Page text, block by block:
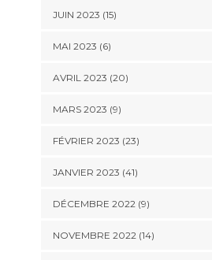
JUIN 2023 (15)
MAI 2023 (6)
AVRIL 2023 (20)
MARS 2023 (9)
FÉVRIER 2023 (23)
JANVIER 2023 (41)
DÉCEMBRE 2022 (9)
NOVEMBRE 2022 (14)